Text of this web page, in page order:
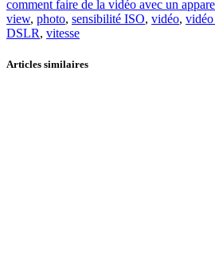
comment faire de la vidéo avec un
view, photo, sensibilité ISO, vidéo,
DSLR, vitesse
Articles similaires